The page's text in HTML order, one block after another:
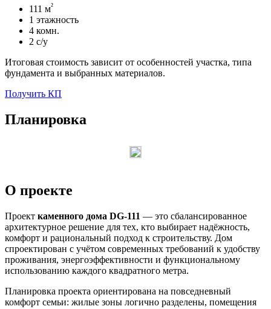
111 м²
1 этажность
4 комн.
2 с/у
Итоговая стоимость зависит от особенностей участка, типа
фундамента и выбранных материалов.
Получить КП
Планировка
О проекте
Проект каменного дома DG-111 — это сбалансированное
архитектурное решение для тех, кто выбирает надёжность,
комфорт и рациональный подход к строительству. Дом
спроектирован с учётом современных требований к удобству
проживания, энергоэффективности и функциональному
использованию каждого квадратного метра.
Планировка проекта ориентирована на повседневный
комфорт семьи: жилые зоны логично разделены, помещения